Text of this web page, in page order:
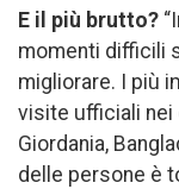
E il più brutto?
momenti difficili
migliorare. I più
visite ufficiali nei
Giordania,
delle persone è